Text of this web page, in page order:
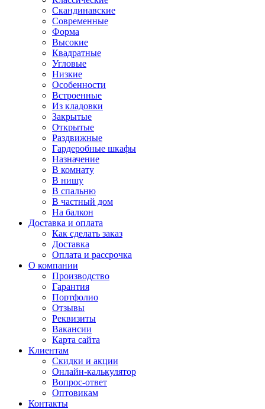
Скандинавские
Современные
Форма
Высокие
Квадратные
Угловые
Низкие
Особенности
Встроенные
Из кладовки
Закрытые
Открытые
Раздвижные
Гардеробные шкафы
Назначение
В комнату
В нишу
В спальню
В частный дом
На балкон
Доставка и оплата
Как сделать заказ
Доставка
Оплата и рассрочка
О компании
Производство
Гарантия
Портфолио
Отзывы
Реквизиты
Вакансии
Карта сайта
Клиентам
Скидки и акции
Онлайн-калькулятор
Вопрос-ответ
Оптовикам
Контакты